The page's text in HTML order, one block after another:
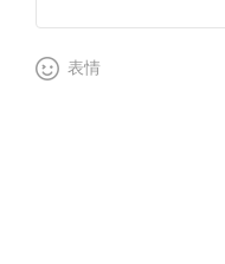
表情